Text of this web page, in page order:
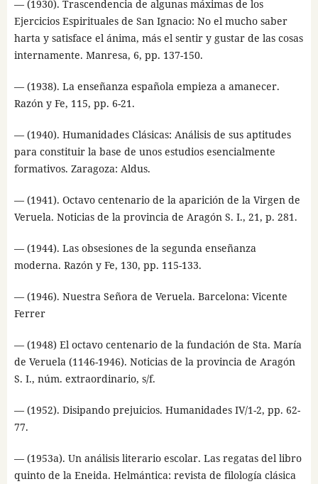
— (1930). Trascendencia de algunas máximas de los
Ejercicios Espirituales de San Ignacio: No el mucho saber
harta y satisface el ánima, más el sentir y gustar de las cosas
internamente. Manresa, 6, pp. 137-150.
— (1938). La enseñanza española empieza a amanecer.
Razón y Fe, 115, pp. 6-21.
— (1940). Humanidades Clásicas: Análisis de sus aptitudes
para constituir la base de unos estudios esencialmente
formativos. Zaragoza: Aldus.
— (1941). Octavo centenario de la aparición de la Virgen de
Veruela. Noticias de la provincia de Aragón S. I., 21, p. 281.
— (1944). Las obsesiones de la segunda enseñanza
moderna. Razón y Fe, 130, pp. 115-133.
— (1946). Nuestra Señora de Veruela. Barcelona: Vicente
Ferrer
— (1948) El octavo centenario de la fundación de Sta. María
de Veruela (1146-1946). Noticias de la provincia de Aragón
S. I., núm. extraordinario, s/f.
— (1952). Disipando prejuicios. Humanidades IV/1-2, pp. 62-
77.
— (1953a). Un análisis literario escolar. Las regatas del libro
quinto de la Eneida. Helmántica: revista de filología clásica